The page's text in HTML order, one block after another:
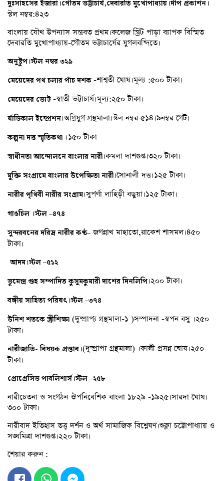
দুঃসাহসেরইজারা।গৌতমভট্টাচার্য,দেবারতিমুখোপাধ্যায়।দীপ প্রকাশন।
স্টল নম্বর:৪২৩
বাংলায় যৌথ উপন্যাস সম্ভবত প্রথম।কলেজ স্ট্রিট পাড়া ব্যাপক বিস্মিত
দেবারতি মুখোপাধ্যায়-গৌতম ভট্টাচার্যের যুগলবন্দিতে।
অনুষ্টুপ।স্টলনম্বর৩২৯
মেয়েদেরপথচলারপাঁচদশক-শাশ্বতী ঘোষ।মূল্য :৫০০ টাকা।
মেয়েদের ভোট-স্বাতী ভট্টাচার্য।মূল্য:২৫০ টাকা।
র্যাডিকালইম্প্রেশন।অগ্নিযুগ গ্রন্থমালা।স্টল নম্বর ৫১৪।৯নম্বর গেট।
কল্পনাদত্তস্মৃতিকথা ।১৫০ টাকা
স্বাধীনতাআন্দোলনেবাংলারনারী।কমলা দাশগুপ্ত।৩২০ টাকা।
মুক্তিসংগ্রামেবাংলারউপেক্ষিতানারী।সোনালী দত্ত।১২৫ টাকা।
নারীরপৃথিবীনারীরসংগ্রাম।সুপর্ণা লাহিড়ী বড়ুয়া।১২৫ টাকা।
গাঙচিল ।স্টল–৪৭৪
সুন্দরবনেরদরিদ্রনারীরকণ্ঠ–জগন্নাথ মাহাতো,রাকেশ শাসমল।৪৫০
টাকা।
আদম।স্টল–৫১২
ভূমেন্দ্রগুহসম্পাদিতকুসুমকুমারীদাশেরদিনলিপি।২০০ টাকা।
বঙ্গীয়সাহিত্যপরিষৎ।স্টল–৩৭৪
উনিশশতকেস্ত্রীশিক্ষা (দুষ্প্রাপ্য গ্রন্থমালা-১ )সম্পাদনা -স্বপন বসু ।২৫০
টাকা।
নারীজাতি- বিষয়ক প্রস্তাব।(দুষ্প্রাপ্য গ্রন্থমালা) ।কালী প্রসন্ন ঘোষ।২৫০
টাকা।
প্রোগ্রেসিভপাবলিশার্স।স্টল–২৫৮
নারীচেতনা ও সংগঠন ঔপনিবেশিক বাংলা ১৮২৯ -১৯২৫।সারদা ঘোষ।
৩০০ টাকা।
নারীবাদ ইতিহাস তত্ত্ব দর্শন ও অর্থ সামাজিক বিশ্লেষণ।শুক্লা চট্টোপাধ্যায় ও
সঙ্ঘমিত্রা দাশগুপ্ত।২২০ টাকা।
শেয়ার করুন :